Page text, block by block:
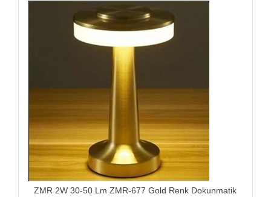
ZMR 2W 30-50 Lm ZMR-677 Gold Renk Dokunmatik